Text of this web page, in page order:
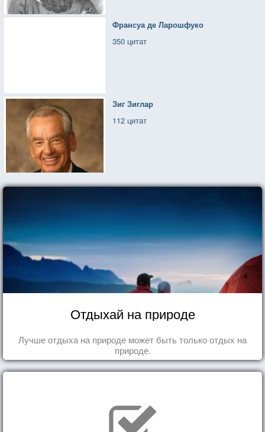
Франсуа де Ларошфуко
350 цитат
Зиг Зиглар
112 цитат
Отдыхай на природе
Лучше отдыха на природе может быть только отдых на
природе.